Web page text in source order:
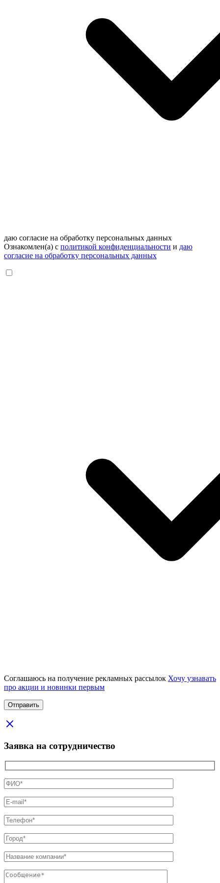
даю согласие на обработку персональных данных
Ознакомлен(а) с политикой конфиденциальности и даю
согласие на обработку персональных данных
Соглашаюсь на получение рекламных рассылок Хочу узнавать
про акции и новинки первым
Заявка на сотрудничество